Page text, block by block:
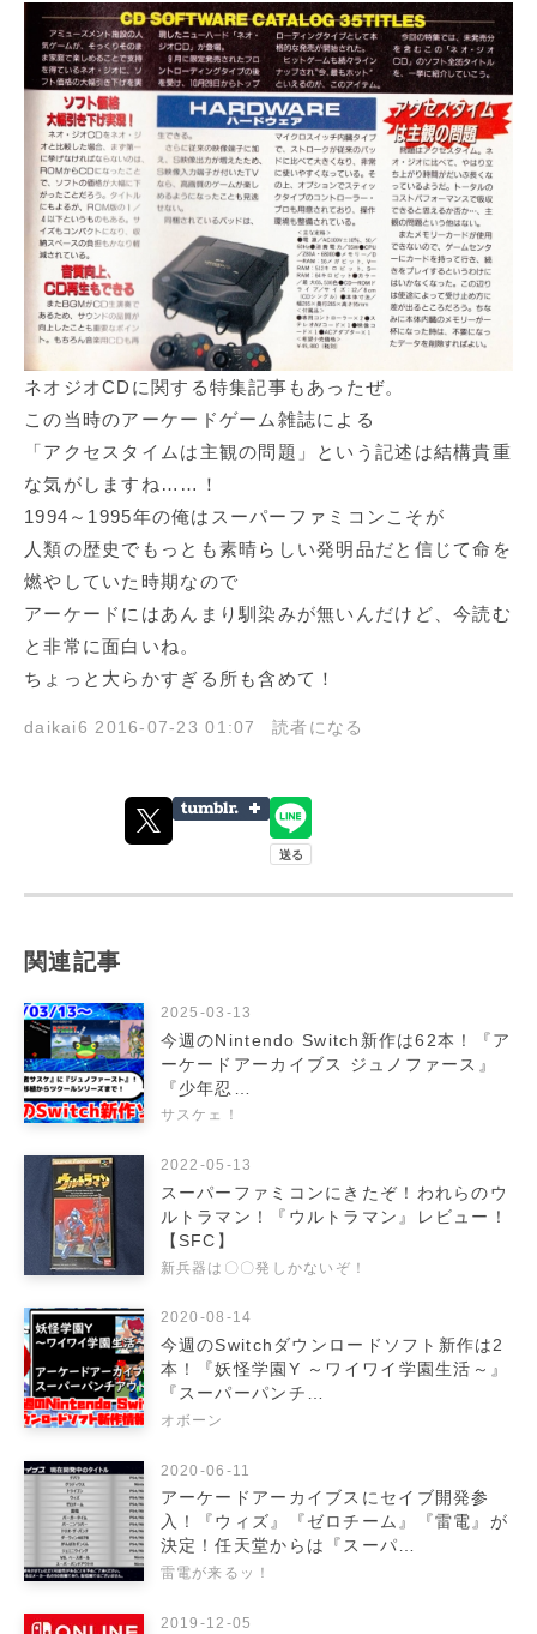
ネオジオCDに関する特集記事もあったぜ。
この当時のアーケードゲーム雑誌による
「アクセスタイムは主観の問題」という記述は結構貴重
な気がしますね……！
1994～1995年の俺はスーパーファミコンこそが
人類の歴史でもっとも素晴らしい発明品だと信じて命を
燃やしていた時期なので
アーケードにはあんまり馴染みが無いんだけど、今読む
と非常に面白いね。
ちょっと大らかすぎる所も含めて！
daikai6 2016-07-23 01:07 読者になる
関連記事
2025-03-13
今週のNintendo Switch新作は62本！『ア
ーケードアーカイブス ジュノファース』
『少年忍…
サスケェ！
2022-05-13
スーパーファミコンにきたぞ！われらのウ
ルトラマン！『ウルトラマン』レビュー！
【SFC】
新兵器は〇〇発しかないぞ！
2020-08-14
今週のSwitchダウンロードソフト新作は2
本！『妖怪学園Y ～ワイワイ学園生活～』
『スーパーパンチ…
オボーン
2020-06-11
アーケードアーカイブスにセイブ開発参
入！『ウィズ』『ゼロチーム』『雷電』が
決定！任天堂からは『スーパ…
雷電が来るッ！
2019-12-05